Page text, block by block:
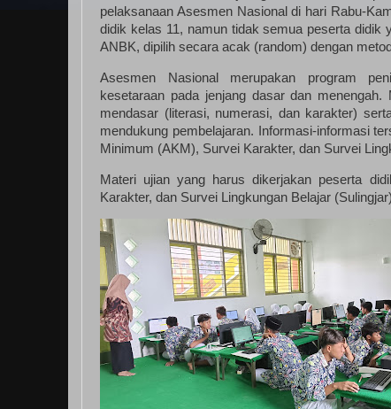
pelaksanaan Asesmen Nasional di hari Rabu-
didik kelas 11, namun tidak semua peserta didik
ANBK, dipilih secara acak (random) dengan
Asesmen Nasional merupakan program
kesetaraan pada jenjang dasar dan
mendasar (literasi, numerasi, dan karakter)
mendukung pembelajaran. Informasi-informasi
Minimum (AKM), Survei Karakter, dan Survei
Materi ujian yang harus dikerjakan peserta
Karakter, dan Survei Lingkungan Belajar